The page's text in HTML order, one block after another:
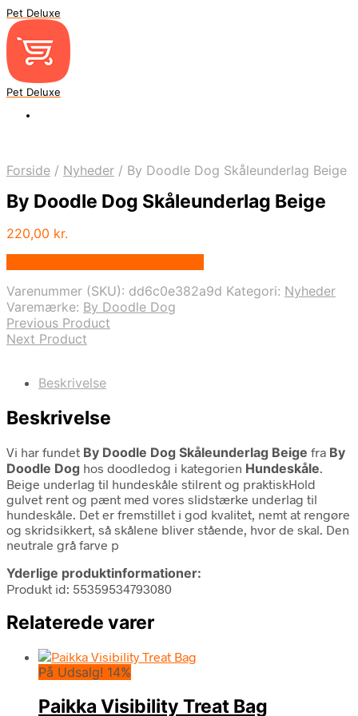
Pet Deluxe
Pet Deluxe
Forside / Nyheder / By Doodle Dog Skåleunderlag Beige
By Doodle Dog Skåleunderlag Beige
220,00 kr.
Varenummer (SKU): dd6c0e382a9d Kategori: Nyheder
Varemærke: By Doodle Dog
Previous Product
Next Product
Beskrivelse
Beskrivelse
Vi har fundet By Doodle Dog Skåleunderlag Beige fra By
Doodle Dog hos doodledog i kategorien Hundeskåle.
Beige underlag til hundeskåle stilrent og praktiskHold
gulvet rent og pænt med vores slidstærke underlag til
hundeskåle. Det er fremstillet i god kvalitet, nemt at rengøre
og skridsikkert, så skålene bliver stående, hvor de skal. Den
neutrale grå farve p
Yderlige produktinformationer:
Produkt id: 55359534793080
Relaterede varer
På Udsalg! 14%
Paikka Visibility Treat Bag